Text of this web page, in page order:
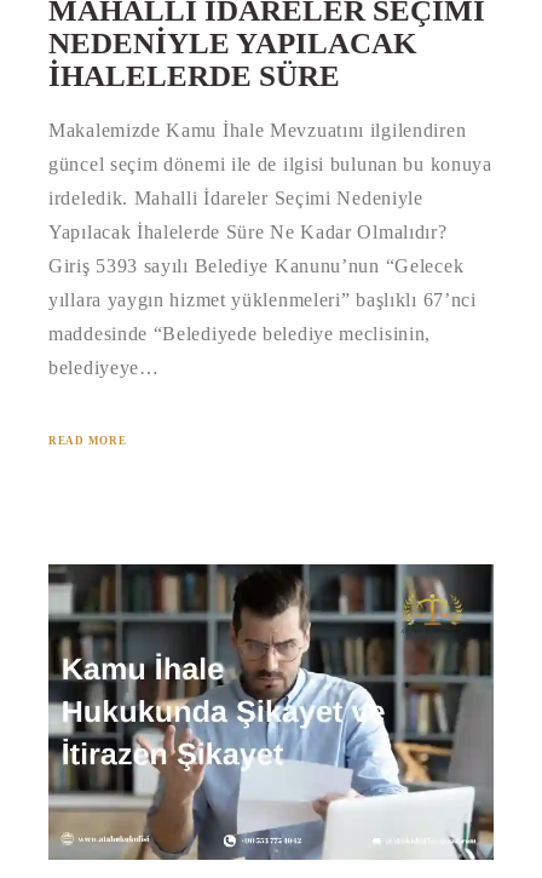
MAHALLI İDARELER SEÇIMI
NEDENIYLE YAPILACAK
İHALELERDE SÜRE
Makalemizde Kamu İhale Mevzuatını ilgilendiren
güncel seçim dönemi ile de ilgisi bulunan bu konuya
irdeledik. Mahalli İdareler Seçimi Nedeniyle
Yapılacak İhalelerde Süre Ne Kadar Olmalıdır?
Giriş 5393 sayılı Belediye Kanunu’nun “Gelecek
yıllara yaygın hizmet yüklenmeleri” başlıklı 67’nci
maddesinde “Belediyede belediye meclisinin,
belediyeye…
READ MORE